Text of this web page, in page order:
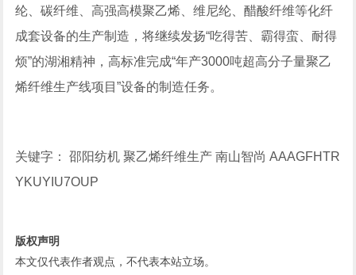
纶、碳纤维、高强高模聚乙烯、维尼纶、醋酸纤维等化纤
成套设备的生产制造，将继续发扬“吃得苦、霸得蛮、耐得
烦”的湖湘精神，高标准完成“年产3000吨超高分子量聚乙
烯纤维生产线项目”设备的制造任务。
关键字： 邵阳纺机 聚乙烯纤维生产 南山智尚 AAAGFHTR
YKUYIU7OUP
版权声明
本文仅代表作者观点，不代表本站立场。